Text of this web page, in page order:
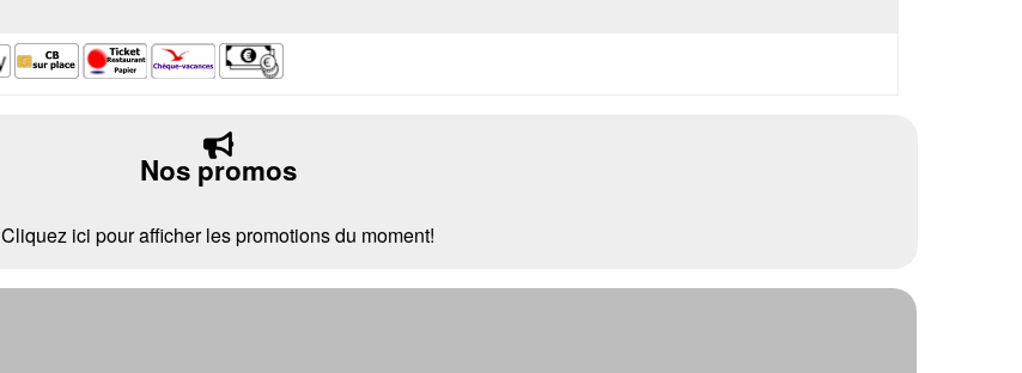
Nos promos
Cliquez ici pour afficher les promotions du moment!